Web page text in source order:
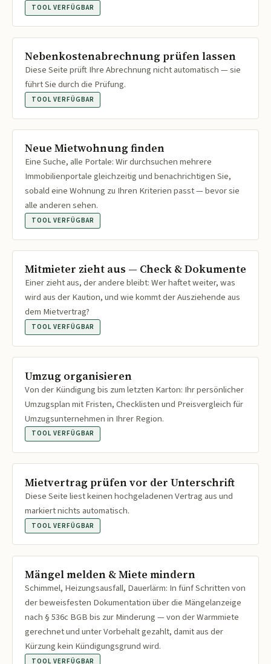
TOOL VERFÜGBAR
Nebenkostenabrechnung prüfen lassen
Diese Seite prüft Ihre Abrechnung nicht automatisch — sie
führt Sie durch die Prüfung.
TOOL VERFÜGBAR
Neue Mietwohnung finden
Eine Suche, alle Portale: Wir durchsuchen mehrere
Immobilienportale gleichzeitig und benachrichtigen Sie,
sobald eine Wohnung zu Ihren Kriterien passt — bevor sie
alle anderen sehen.
TOOL VERFÜGBAR
Mitmieter zieht aus — Check & Dokumente
Einer zieht aus, der andere bleibt: Wer haftet weiter, was
wird aus der Kaution, und wie kommt der Ausziehende aus
dem Mietvertrag?
TOOL VERFÜGBAR
Umzug organisieren
Von der Kündigung bis zum letzten Karton: Ihr persönlicher
Umzugsplan mit Fristen, Checklisten und Preisvergleich für
Umzugsunternehmen in Ihrer Region.
TOOL VERFÜGBAR
Mietvertrag prüfen vor der Unterschrift
Diese Seite liest keinen hochgeladenen Vertrag aus und
markiert nichts automatisch.
TOOL VERFÜGBAR
Mängel melden & Miete mindern
Schimmel, Heizungsausfall, Dauerlärm: In fünf Schritten von
der beweisfesten Dokumentation über die Mängelanzeige
nach § 536c BGB bis zur Minderung — von der Warmmiete
gerechnet und unter Vorbehalt gezahlt, damit aus der
Kürzung kein Kündigungsgrund wird.
TOOL VERFÜGBAR